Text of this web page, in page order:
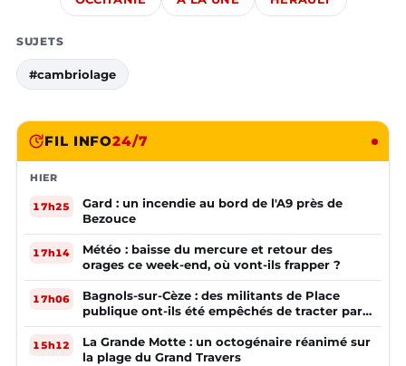
SUJETS
#cambriolage
FIL INFO24/7
HIER
17h25
Gard : un incendie au bord de l'A9 près de
Bezouce
17h14
Météo : baisse du mercure et retour des
orages ce week-end, où vont-ils frapper ?
17h06
Bagnols-sur-Cèze : des militants de Place
publique ont-ils été empêchés de tracter par
la mairie ?
15h12
La Grande Motte : un octogénaire réanimé sur
la plage du Grand Travers